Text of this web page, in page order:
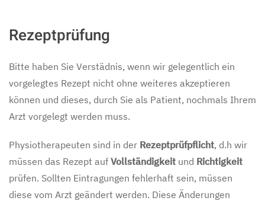
Rezeptprüfung
Bitte haben Sie Verstädnis, wenn wir gelegentlich ein
vorgelegtes Rezept nicht ohne weiteres akzeptieren
können und dieses, durch Sie als Patient, nochmals Ihrem
Arzt vorgelegt werden muss.
Physiotherapeuten sind in der Rezeptprüfpflicht, d.h wir
müssen das Rezept auf Vollständigkeit und Richtigkeit
prüfen. Sollten Eintragungen fehlerhaft sein, müssen
diese vom Arzt geändert werden. Diese Änderungen